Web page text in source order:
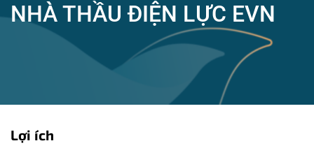
NHÀ THẦU ĐIỆN LỰC EVN
Lợi ích